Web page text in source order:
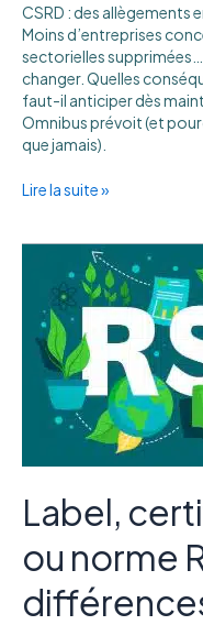
CSRD : des allègements
Moins d’entreprises
sectorielles
changer. Quelles
faut-il anticiper dès
Omnibus prévoit (et
que jamais).
Lire la suite »
Label,
ou norme
certification,
charte
norme
RSE
quelles
différences,
?